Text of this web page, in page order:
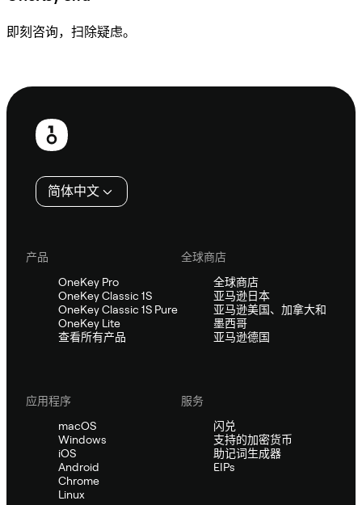
即刻咨询，扫除疑虑。
页
简体中文
产品
OneKey Pro
OneKey Classic 1S
OneKey Classic 1S Pure
OneKey Lite
查看所有产品
全球商店
全球商店
亚马逊日本
亚马逊美国、加拿大和
墨西哥
亚马逊德国
应用程序
macOS
Windows
iOS
Android
Chrome
Linux
服务
闪兑
支持的加密货币
助记词生成器
EIPs